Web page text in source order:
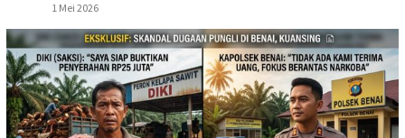
1 Mei 2026